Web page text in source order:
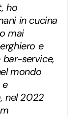
ho
in cucina
mai
e
bar-service,
mondo
e
nel 2022